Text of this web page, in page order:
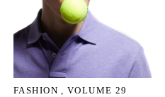
FASHION VOLUME 29